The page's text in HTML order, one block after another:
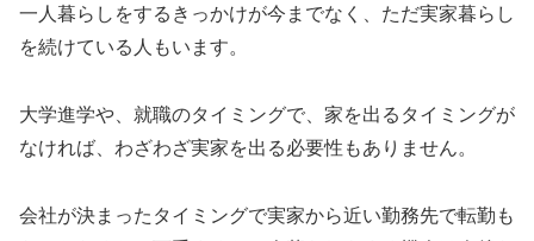
一人暮らしをするきっかけが今までなく、ただ実家暮らし
を続けている人もいます。
大学進学や、就職のタイミングで、家を出るタイミングが
なければ、わざわざ実家を出る必要性もありません。
会社が決まったタイミングで実家から近い勤務先で転勤も